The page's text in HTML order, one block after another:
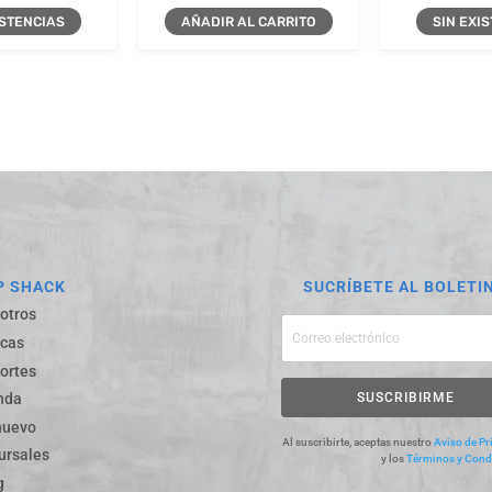
AÑADIR AL CARRITO SIN
SHACK
SUCRÍBETE AL BOLETIN
SUSCRIBIRME
Al suscribirte, aceptas nuestroAviso de
y losTérminos y